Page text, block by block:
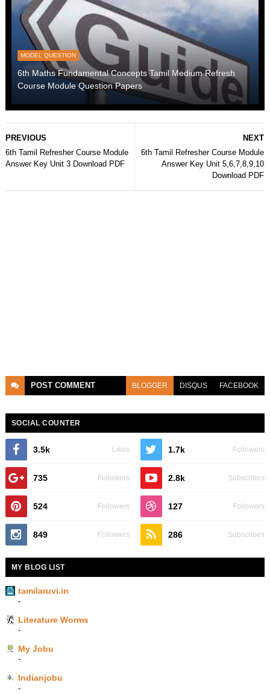
MODEL QUESTION
6th Maths Fundamental Concepts Tamil Medium Refresh
Course Module Question Papers
NEXT
6th Tamil Refresher Course Module
Answer Key Unit 5,6,7,8,9,10
Download PDF
PREVIOUS
6th Tamil Refresher Course Module
Answer Key Unit 3 Download PDF
POST COMMENT BLOGGER DISQUS FACEBOOK
SOCIAL COUNTER
3.5k Likes 1.7k Followers
735 Followers 2.8k Subscribes
524 Followers 127 Followers
849 Followers 286 Subscribes
MY BLOG LIST
tamilaruvi.in
-
Literature Worms
-
My Jobu
-
Indianjobu
-